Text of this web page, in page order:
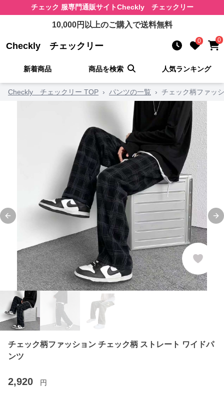
チェック 服専門通販サイトCheckly チェックリー
10,000円以上のご購入で送料無料
Checkly チェックリー 0 0
新着商品 商品を検索 人気ランキング
Checkly チェックリー TOP › パンツの一覧 › チェック柄ファッ
Previous slide
チェック柄ファッション チェック柄 ストレート ワイドパ
ンツ
2,920 円